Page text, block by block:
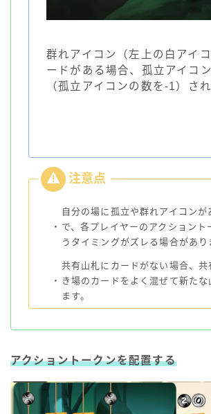
群れアイコン（左上の白アイ
ードがある場合、孤立アイコ
（孤立アイコンの数を-1）され
・
自分の場に孤立や群れアイコンが
で、各プレイヤーのアクショント
うタイミングがズレる場合があり
・
共有山札にカードがない場合、共
き場のカードをよく混ぜて新たな
ます。
アクショントークンを配置する